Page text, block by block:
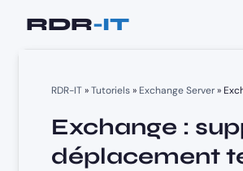
RDR-IT»Tutoriels» Exchange Server»
Exchange :
déplacement